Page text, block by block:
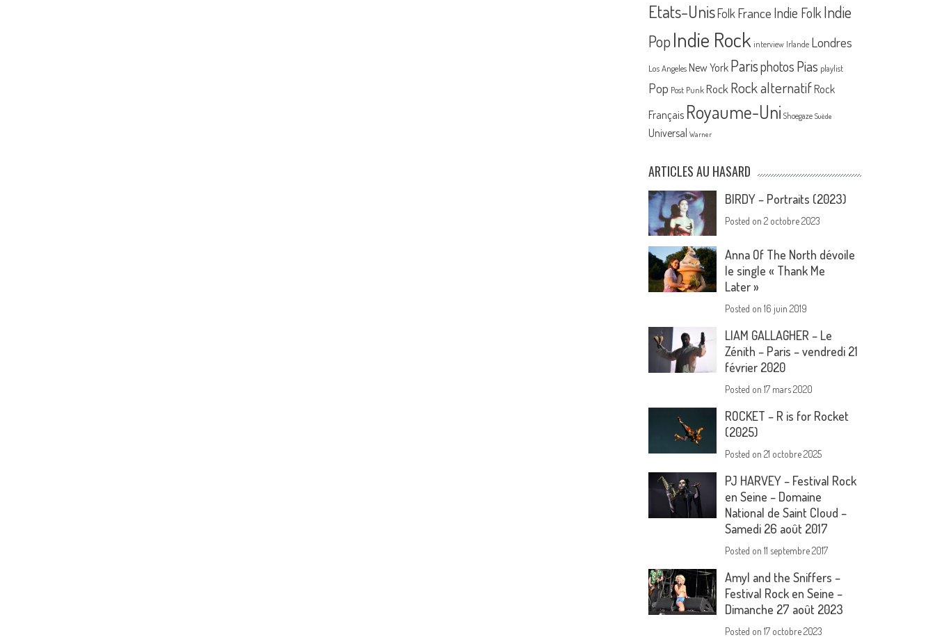
Etats-UnisFolk France Indie FolkIndie
PopIndie Rock interview Irlande Londres
Los Angeles New York Parisphotos Pias playlist
Pop Post Punk Rock Rock alternatif Rock
Français Royaume-Uni Shoegaze Suède
Universal Warner
ARTICLES AU HASARD
BIRDY – Portraits (2023)
Posted on2 octobre 2023
Anna Of The North dévoile
le single « Thank Me
Later »
Posted on16 juin 2019
LIAM GALLAGHER – Le
Zénith – Paris – vendredi 21
février 2020
Posted on17 mars 2020
ROCKET – R is for Rocket
(2025)
Posted on21 octobre 2025
PJ HARVEY – Festival Rock
en Seine – Domaine
National de Saint Cloud –
Samedi 26 août 2017
Posted on11 septembre 2017
Amyl and the Sniffers –
Festival Rock en Seine –
Dimanche 27 août 2023
Posted on17 octobre 2023